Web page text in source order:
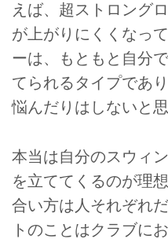
えば、超ストロング
が上がりにくくなっ
ーは、もともと自分
てられるタイプであ
悩んだりはしないと思
本当は自分のスウィ
を立ててくるのが理
合い方は人それぞれ
トのことはクラブに